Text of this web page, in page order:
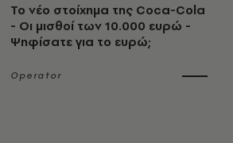
Το νέο στοίχημα της Coca-Cola
- Οι μισθοί των 10.000 ευρώ -
Ψηφίσατε για το ευρώ;
Operator